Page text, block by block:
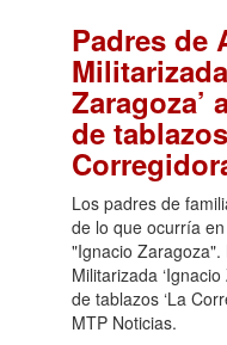
Padres de
Zaragoza’
de
Los padres de
de lo que ocurría
"Ignacio
Militarizada
de tablazos ‘La
MTP Noticias.